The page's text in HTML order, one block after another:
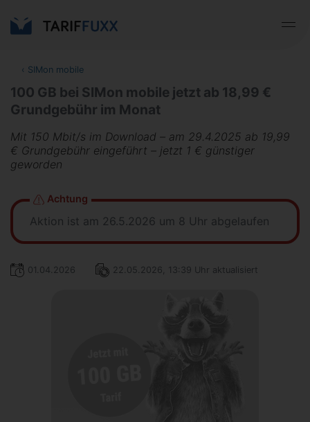
‹ SIMon mobile
100 GB bei SIMon mobile jetzt ab 18,99 €
Grundgebühr im Monat
Mit 150 Mbit/s im Download – am 29.4.2025 ab 19,99
€ Grundgebühr eingeführt – jetzt 1 € günstiger
geworden
Achtung
Aktion ist am 26.5.2026 um 8 Uhr abgelaufen
01.04.2026 22.05.2026, 13:39 Uhr aktualisiert